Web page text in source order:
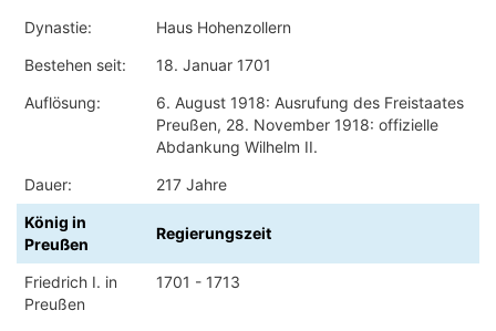
Dynastie:
Haus Hohenzollern
Bestehen seit:
18. Januar 1701
Auflösung:
6. August 1918: Ausrufung des Freistaates
Preußen, 28. November 1918: offizielle
Abdankung Wilhelm II.
Dauer:
217 Jahre
König in
Preußen
Regierungszeit
Friedrich I. in
Preußen
1701 - 1713